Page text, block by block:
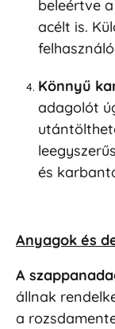
beleértve
acélt is.
Könnyű
adagolót
és
Anyagok és
A
állnak
a